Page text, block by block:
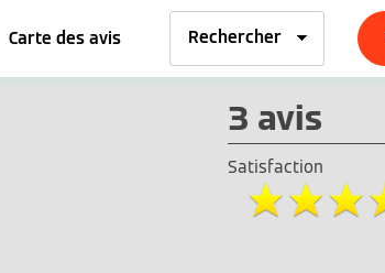
Carte des avis
3 avis
Satisfaction